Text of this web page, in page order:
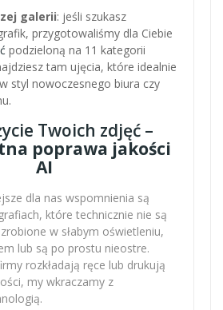
galerii: jeśli szukasz
przygotowaliśmy dla Ciebie
podzieloną na 11 kategorii
tam ujęcia, które idealnie
styl nowoczesnego biura czy
Twoich zdjęć –
poprawa jakości
AI
dla nas wspomnienia są
które technicznie nie są
w słabym oświetleniu,
lub są po prostu nieostre.
rozkładają ręce lub drukują
my wkraczamy z